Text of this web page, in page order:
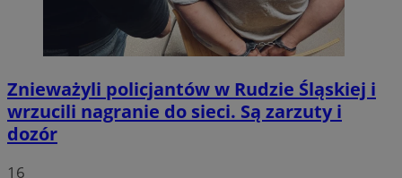
Znieważyli policjantów w Rudzie Śląskiej i
wrzucili nagranie do sieci. Są zarzuty i
dozór
16